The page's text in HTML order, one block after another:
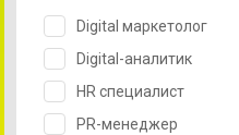
Digital маркетолог
Digital-аналитик
HR специалист
PR-менеджер